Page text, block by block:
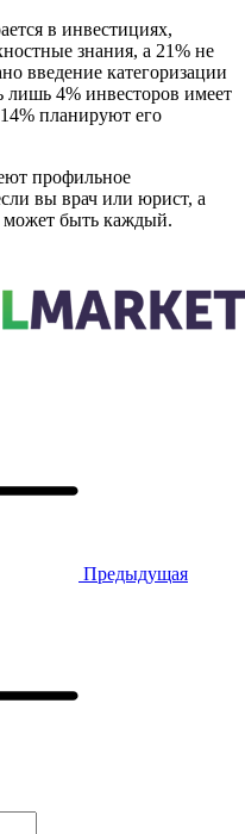
в инвестициях,
знания, а 21% не
введение категоризации
4% инвесторов имеет
планируют его
профильное
вы врач или юрист, а
быть каждый.
Предыдущая